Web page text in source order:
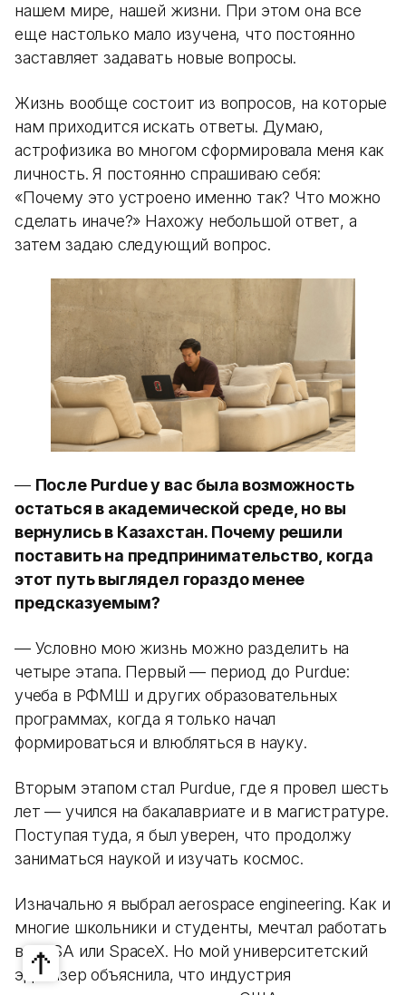
нашем мире, нашей жизни. При этом она все
еще настолько мало изучена, что постоянно
заставляет задавать новые вопросы.
Жизнь вообще состоит из вопросов, на которые
нам приходится искать ответы. Думаю,
астрофизика во многом сформировала меня как
личность. Я постоянно спрашиваю себя:
«Почему это устроено именно так? Что можно
сделать иначе?» Нахожу небольшой ответ, а
затем задаю следующий вопрос.
— После Purdue у вас была возможность
остаться в академической среде, но вы
вернулись в Казахстан. Почему решили
поставить на предпринимательство, когда
этот путь выглядел гораздо менее
предсказуемым?
— Условно мою жизнь можно разделить на
четыре этапа. Первый — период до Purdue:
учеба в РФМШ и других образовательных
программах, когда я только начал
формироваться и влюбляться в науку.
Вторым этапом стал Purdue, где я провел шесть
лет — учился на бакалавриате и в магистратуре.
Поступая туда, я был уверен, что продолжу
заниматься наукой и изучать космос.
Изначально я выбрал aerospace engineering. Как и
многие школьники и студенты, мечтал работать
в NASA или SpaceX. Но мой университетский
эдвайзер объяснила, что индустрия